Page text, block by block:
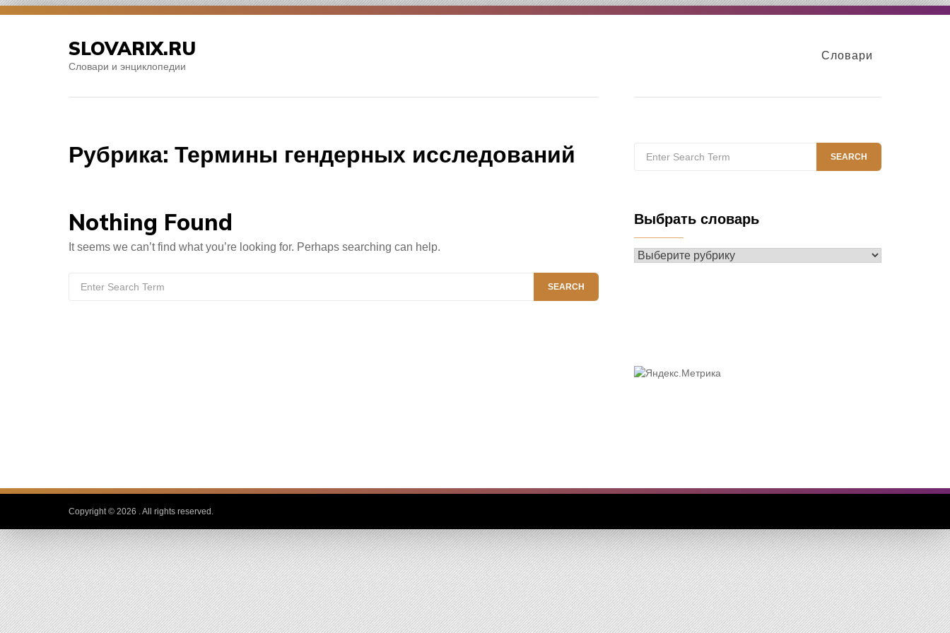
Skip
SLOVARIX.RU
Словари и энциклопедии
Словари
Рубрика: Термины гендерных исследований
Nothing Found
It seems we can’t find what you’re looking for. Perhaps searching can help.
SEARCH
for:
SEARCH
Выбрать словарь
Выбрать
Copyright © 2026 . All rights reserved.